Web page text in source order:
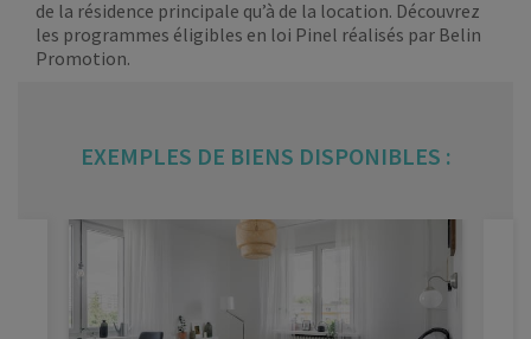
de la résidence principale qu’à de la location. Découvrez
les programmes éligibles en loi Pinel réalisés par Belin
Promotion.
EXEMPLES DE BIENS DISPONIBLES :